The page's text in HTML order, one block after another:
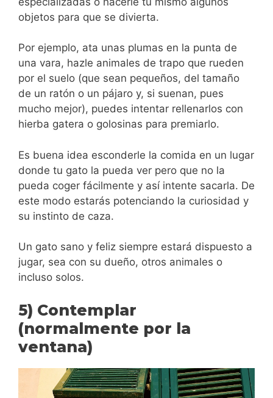
objetos para que se divierta.
Por ejemplo, ata unas plumas en la punta de
una vara, hazle animales de trapo que rueden
por el suelo (que sean pequeños, del tamaño
de un ratón o un pájaro y, si suenan, pues
mucho mejor), puedes intentar rellenarlos con
hierba gatera o golosinas para premiarlo.
Es buena idea esconderle la comida en un lugar
donde tu gato la pueda ver pero que no la
pueda coger fácilmente y así intente sacarla. De
este modo estarás potenciando la curiosidad y
su instinto de caza.
Un gato sano y feliz siempre estará dispuesto a
jugar, sea con su dueño, otros animales o
incluso solos.
5) Contemplar
(normalmente por la
ventana)